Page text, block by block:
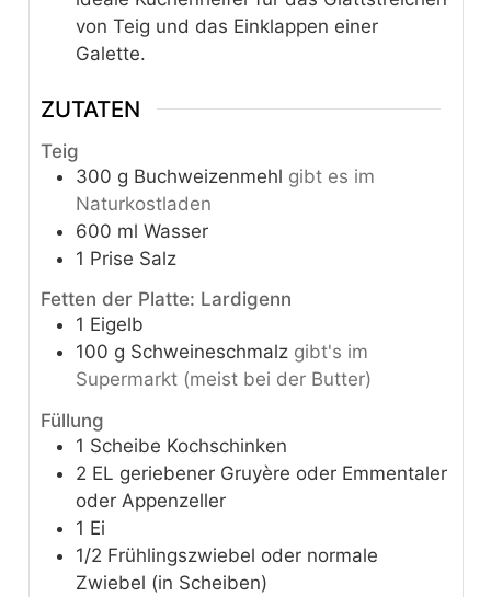
von Teig und das Einklappen einer
Galette.
ZUTATEN
Teig
300 g Buchweizenmehl gibt es im
Naturkostladen
600 ml Wasser
1 Prise Salz
Fetten der Platte: Lardigenn
1 Eigelb
100 g Schweineschmalz gibt's im
Supermarkt (meist bei der Butter)
Füllung
1 Scheibe Kochschinken
2 EL geriebener Gruyère oder Emmentaler
oder Appenzeller
1 Ei
1/2 Frühlingszwiebel oder normale
Zwiebel (in Scheiben)